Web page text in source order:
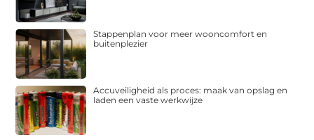
Stappenplan voor meer wooncomfort en
buitenplezier
Accuveiligheid als proces: maak van opslag en
laden een vaste werkwijze